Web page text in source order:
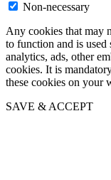
Non-necessary
Any cookies that may
to function and is used
analytics, ads, other
cookies. It is
these cookies on your
SAVE & ACCEPT